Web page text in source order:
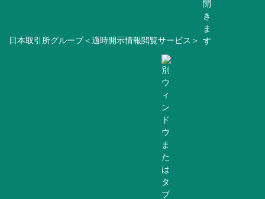
日本取引所グループ＜適時開示情報閲覧サービス＞